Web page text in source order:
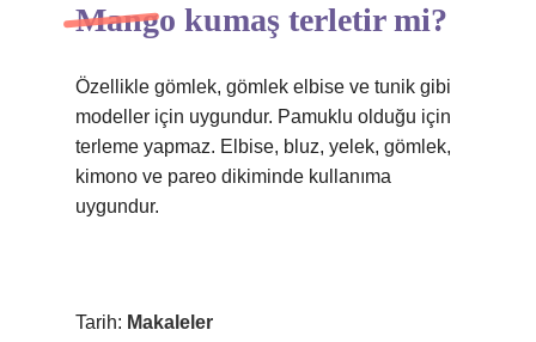
Mango kumaş terletir mi?
Özellikle gömlek, gömlek elbise ve tunik gibi
modeller için uygundur. Pamuklu olduğu için
terleme yapmaz. Elbise, bluz, yelek, gömlek,
kimono ve pareo dikiminde kullanıma
uygundur.
Tarih: Makaleler